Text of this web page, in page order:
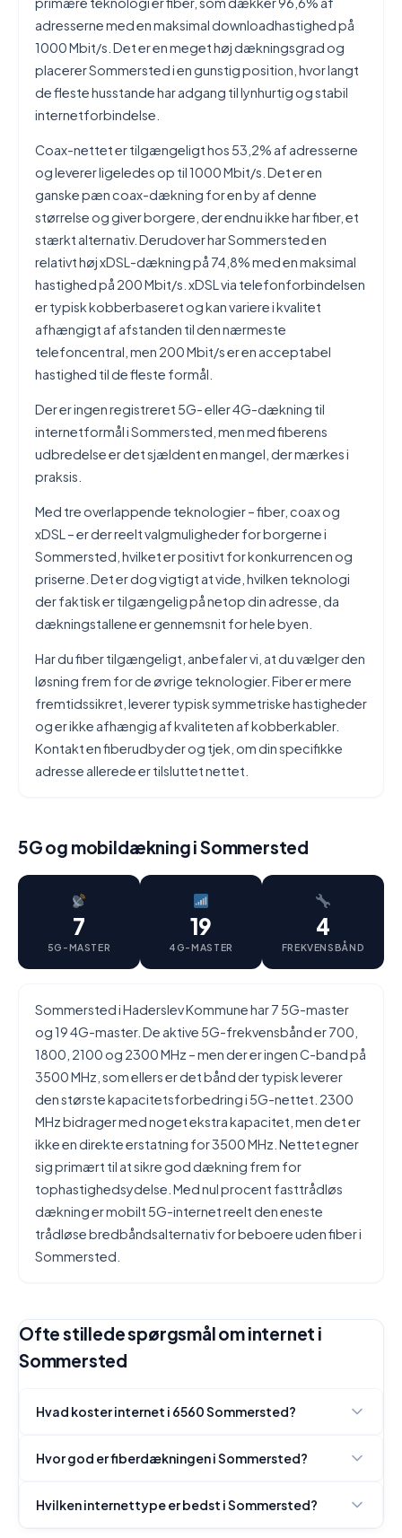
adresserne med en maksimal downloadhastighed på
1000 Mbit/s. Det er en meget høj dækningsgrad og
placerer Sommersted i en gunstig position, hvor langt
de fleste husstande har adgang til lynhurtig og stabil
internetforbindelse.
Coax-nettet er tilgængeligt hos 53,2% af adresserne
og leverer ligeledes op til 1000 Mbit/s. Det er en
ganske pæn coax-dækning for en by af denne
størrelse og giver borgere, der endnu ikke har fiber, et
stærkt alternativ. Derudover har Sommersted en
relativt høj xDSL-dækning på 74,8% med en maksimal
hastighed på 200 Mbit/s. xDSL via telefonforbindelsen
er typisk kobberbaseret og kan variere i kvalitet
afhængigt af afstanden til den nærmeste
telefoncentral, men 200 Mbit/s er en acceptabel
hastighed til de fleste formål.
Der er ingen registreret 5G- eller 4G-dækning til
internetformål i Sommersted, men med fiberens
udbredelse er det sjældent en mangel, der mærkes i
praksis.
Med tre overlappende teknologier – fiber, coax og
xDSL – er der reelt valgmuligheder for borgerne i
Sommersted, hvilket er positivt for konkurrencen og
priserne. Det er dog vigtigt at vide, hvilken teknologi
der faktisk er tilgængelig på netop din adresse, da
dækningstallene er gennemsnit for hele byen.
Har du fiber tilgængeligt, anbefaler vi, at du vælger den
løsning frem for de øvrige teknologier. Fiber er mere
fremtidssikret, leverer typisk symmetriske hastigheder
og er ikke afhængig af kvaliteten af kobberkabler.
Kontakt en fiberudbyder og tjek, om din specifikke
adresse allerede er tilsluttet nettet.
5G og mobildækning i Sommersted
7
5G-MASTER
19
4G-MASTER
4
FREKVENSBÅND
Sommersted i Haderslev Kommune har 7 5G-master
og 19 4G-master. De aktive 5G-frekvensbånd er 700,
1800, 2100 og 2300 MHz – men der er ingen C-band på
3500 MHz, som ellers er det bånd der typisk leverer
den største kapacitetsforbedring i 5G-nettet. 2300
MHz bidrager med noget ekstra kapacitet, men det er
ikke en direkte erstatning for 3500 MHz. Nettet egner
sig primært til at sikre god dækning frem for
tophastighedsydelse. Med nul procent fasttrådløs
dækning er mobilt 5G-internet reelt den eneste
trådløse bredbåndsalternativ for beboere uden fiber i
Sommersted.
Ofte stillede spørgsmål om internet i
Sommersted
Hvad koster internet i 6560 Sommersted?
Hvor god er fiberdækningen i Sommersted?
Hvilken internettype er bedst i Sommersted?